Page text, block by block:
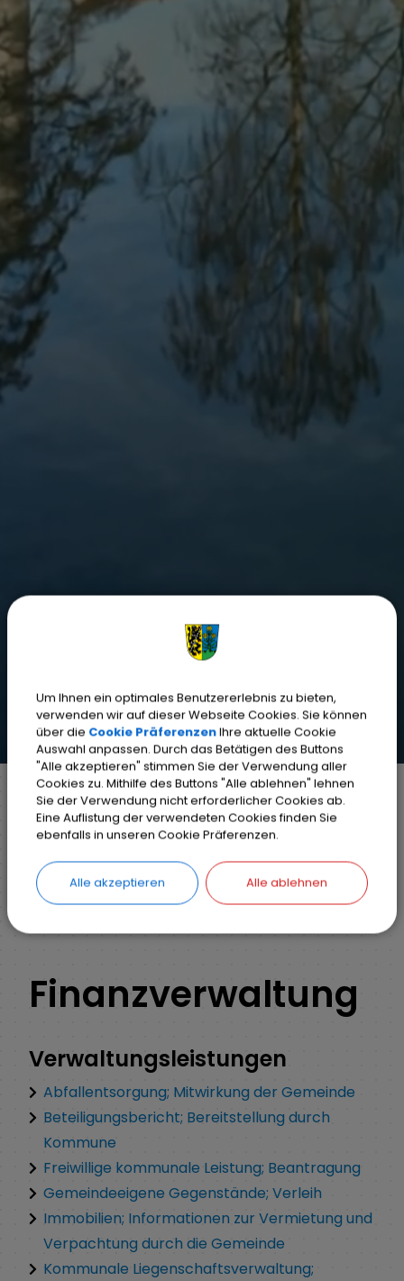
Markt Weisendorf Bürgerinfo
Rathaus
Organisationsstruktur
Detail
ZURÜCK
Finanzverwaltung
Verwaltungsleistungen
Abfallentsorgung; Mitwirkung der Gemeinde
Beteiligungsbericht; Bereitstellung durch
Kommune
Freiwillige kommunale Leistung; Beantragung
Gemeindeeigene Gegenstände; Verleih
Immobilien; Informationen zur Vermietung und
Verpachtung durch die Gemeinde
Kommunale Liegenschaftsverwaltung;
Um Ihnen ein optimales Benutzererlebnis zu bieten,
verwenden wir auf dieser Webseite Cookies. Sie können
über die Cookie PräferenzenIhre aktuelle Cookie
Auswahl anpassen. Durch das Betätigen des Buttons
"Alle akzeptieren" stimmen Sie der Verwendung aller
Cookies zu. Mithilfe des Buttons "Alle ablehnen" lehnen
Sie der Verwendung nicht erforderlicher Cookies ab.
Eine Auflistung der verwendeten Cookies finden Sie
ebenfalls in unseren Cookie Präferenzen.
Alle akzeptieren Alle ablehnen